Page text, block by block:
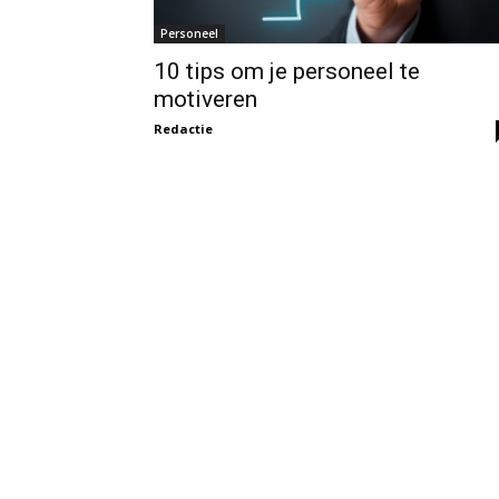
Personeel
10 tips om je personeel te
motiveren
Redactie